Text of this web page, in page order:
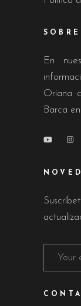
En
Oriana
Barca